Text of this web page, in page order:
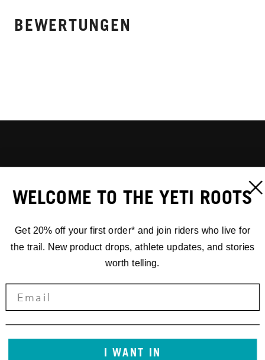
BEWERTUNGEN
WELCOME TO THE YETI ROOTS
Get 20% off your first order* and join riders who live for
the trail. New product drops, athlete updates, and stories
worth telling.
I WANT IN